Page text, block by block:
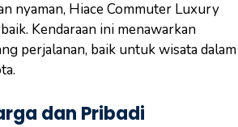
nyaman, Hiace Commuter Luxury
Kendaraan ini menawarkan
perjalanan, baik untuk wisata dalam
dan Pribadi